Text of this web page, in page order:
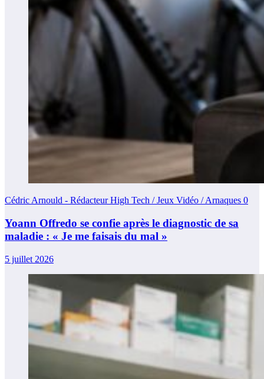
Cédric Arnould - Rédacteur High Tech / Jeux Vidéo / Arnaques 0
Yoann Offredo se confie après le diagnostic de sa
maladie : « Je me faisais du mal »
5 juillet 2026